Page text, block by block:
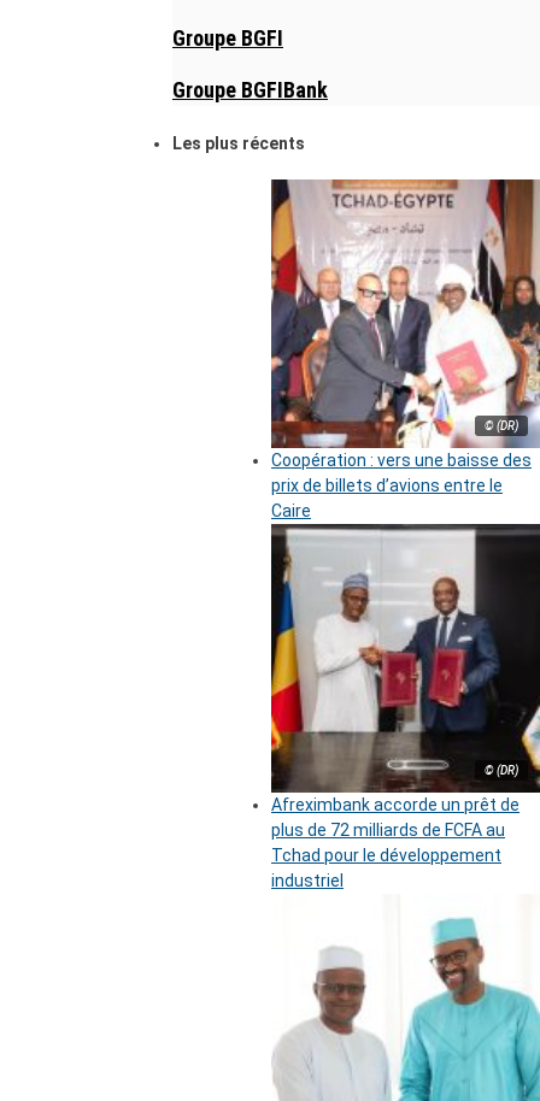
Groupe BGFI
Groupe BGFIBank
Les plus récents
© (DR)
Coopération : vers une baisse des
prix de billets d’avions entre le
Caire
© (DR)
Afreximbank accorde un prêt de
plus de 72 milliards de FCFA au
Tchad pour le développement
industriel